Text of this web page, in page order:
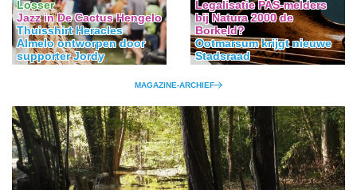
Losser
Jazz in De Cactus Hengelo
Thuisshirt Heracles
Almelo ontworpen door
supporter Jordy
Legalisatie PAS-melders
bij Natura 2000 de
Borkeld?
Ootmarsum krijgt nieuwe
Stadsraad
MAGAZINE-ARCHIEF